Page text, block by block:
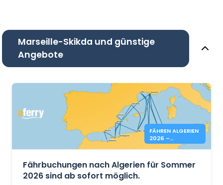
Marseille-Skikda und günstige
Angebote
FÄHREN ALGERIEN
2026 –
BUCHUNGEN
Fährbuchungen nach Algerien für Sommer
2026 sind ab sofort möglich.